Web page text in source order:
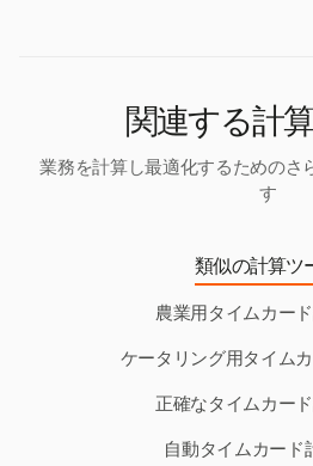
関連する計
業務を計算し最適化するためのさ
す
類似の計算ツ
農業用タイムカー
ケータリング用タイム
正確なタイムカー
自動タイムカード